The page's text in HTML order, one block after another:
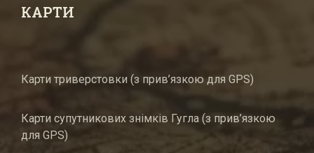
КАРТИ
Карти триверстовки (з прив’язкою для GPS)
Карти супутникових знімків Гугла (з прив’язкою
для GPS)